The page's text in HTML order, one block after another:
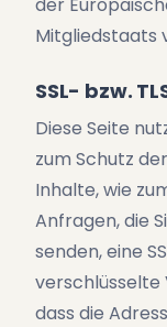
Mitgliedstaats
SSL- bzw.
Diese Seite
zum Schutz
Inhalte, wie
Anfragen, die
senden, eine
verschlüsselte
dass die